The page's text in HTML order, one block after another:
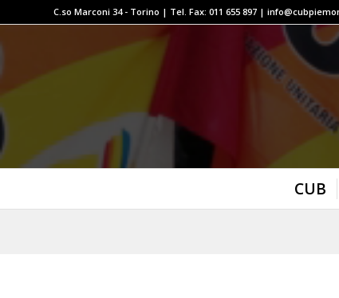
C.so Marconi 34 - Torino | Tel. Fax: 011 655 897 |
CUB